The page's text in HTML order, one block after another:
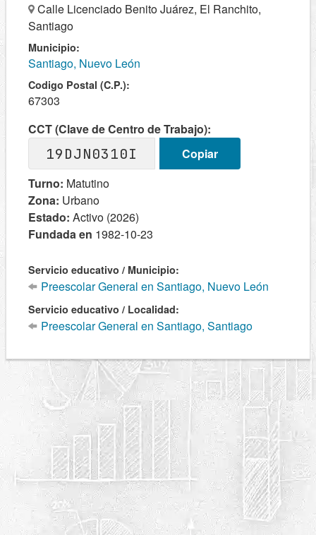
Calle Licenciado Benito Juárez, El Ranchito,
Santiago
Municipio:
Santiago, Nuevo León
Codigo Postal (C.P.):
67303
CCT (Clave de Centro de Trabajo):
19DJN0310I
Copiar
Turno: Matutino
Zona: Urbano
Estado: Activo (2026)
Fundada en 1982-10-23
Servicio educativo / Municipio:
Preescolar General en Santiago, Nuevo León
Servicio educativo / Localidad:
Preescolar General en Santiago, Santiago